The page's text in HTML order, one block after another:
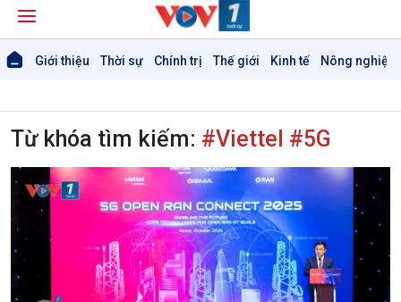
Giới thiệu Thời sự Chính trị Thế giới Kinh tế Nông nghiệp
Giới thiệu
Thời sự
Thời sự 6h
Thời sự 12h
Từ khóa tìm kiếm: #Viettel #5G